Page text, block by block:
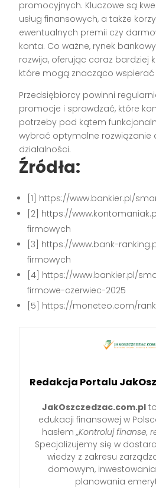
promocyjnych. Kluczowe są
usług finansowych, a także
ewentualnych premii czy
konta. Co ważne, rynek
rozwija, oferując coraz bardziej
które mogą znacząco wspierać
Przedsiębiorcy powinni
promocje i sprawdzać, które
potrzeby pod kątem
wybrać optymalne rozwiązanie
działalności.
Źródła:
[1] https://www.bankier.pl/
[2] https://
firmowych
[3] https://www.bank-
firmowych
[4] https://www.bankier.pl/
firmowe-czerwiec-2025
[5] https://moneteo.com/
Redakcja Portalu
JakOszczedzac.com.pl
edukacji finansowej w
hasłem „Kontroluj finanse,
Specjalizujemy się w
wiedzy z zakresu
domowym,
planowania